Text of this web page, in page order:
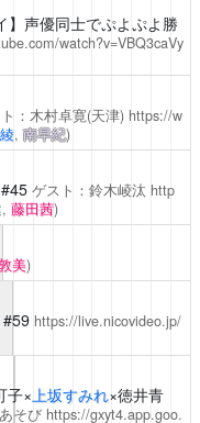
声優同士でぷよぷよ勝
watch?v=VBQ3caVy
：木村卓寛(天津) https://w
,南早紀)
ゲスト：鈴木崚汰 http
藤田茜)
美)
#59 https://live.nicovideo.jp/
子×上坂すみれ×徳井青
そび https://gxyt4.app.goo.